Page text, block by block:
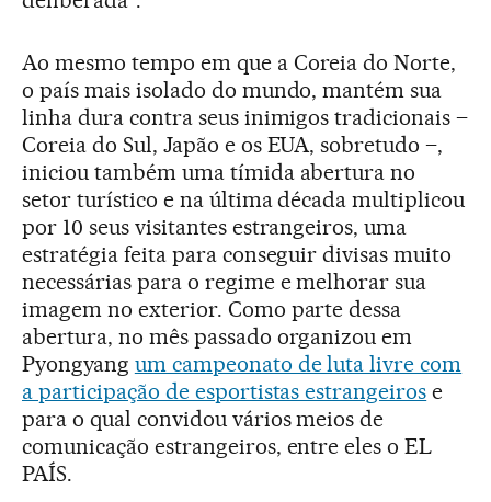
Ao mesmo tempo em que a Coreia do Norte,
o país mais isolado do mundo, mantém sua
linha dura contra seus inimigos tradicionais –
Coreia do Sul, Japão e os EUA, sobretudo –,
iniciou também uma tímida abertura no
setor turístico e na última década multiplicou
por 10 seus visitantes estrangeiros, uma
estratégia feita para conseguir divisas muito
necessárias para o regime e melhorar sua
imagem no exterior. Como parte dessa
abertura, no mês passado organizou em
Pyongyang um campeonato de luta livre com
a participação de esportistas estrangeiros e
para o qual convidou vários meios de
comunicação estrangeiros, entre eles o EL
PAÍS.